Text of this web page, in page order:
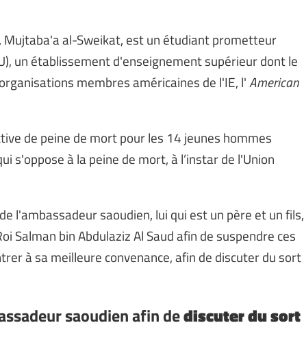
Mujtaba'a al-Sweikat, est un étudiant prometteur
un établissement d'enseignement supérieur dont le
membres américaines de l'IE, l' American
de peine de mort pour les 14 jeunes hommes
s'oppose à la peine de mort, à l’instar de l'Union
l'ambassadeur saoudien, lui qui est un père et un fils,
Salman bin Abdulaziz Al Saud afin de suspendre ces
à sa meilleure convenance, afin de discuter du sort
saoudien afin dediscuter du sort